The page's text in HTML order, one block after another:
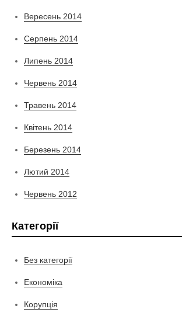
Вересень 2014
Серпень 2014
Липень 2014
Червень 2014
Травень 2014
Квітень 2014
Березень 2014
Лютий 2014
Червень 2012
Категорії
Без категорії
Економіка
Корупція